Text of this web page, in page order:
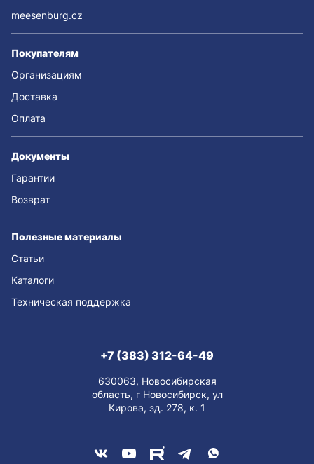
meesenburg.cz
Покупателям
Организациям
Доставка
Оплата
Документы
Гарантии
Возврат
Полезные материалы
Статьи
Каталоги
Техническая поддержка
+7 (383) 312-64-49
630063, Новосибирская
область, г Новосибирск, ул
Кирова, зд. 278, к. 1